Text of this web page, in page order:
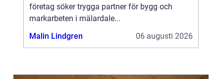
företag söker trygga partner för bygg och
markarbeten i mälardale...
Malin Lindgren
06 augusti 2026